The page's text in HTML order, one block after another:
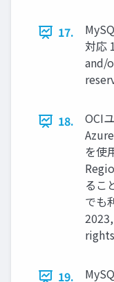
17.
対応
and/
18.
OCI
を使
るこ
でも
19.